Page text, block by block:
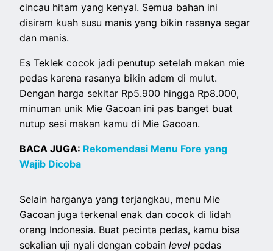
cincau hitam yang kenyal. Semua bahan ini
disiram kuah susu manis yang bikin rasanya segar
dan manis.
Es Teklek cocok jadi penutup setelah makan mie
pedas karena rasanya bikin adem di mulut.
Dengan harga sekitar Rp5.900 hingga Rp8.000,
minuman unik Mie Gacoan ini pas banget buat
nutup sesi makan kamu di Mie Gacoan.
BACA JUGA: Rekomendasi Menu Fore yang
Wajib Dicoba
Selain harganya yang terjangkau, menu Mie
Gacoan juga terkenal enak dan cocok di lidah
orang Indonesia. Buat pecinta pedas, kamu bisa
sekalian uji nyali dengan cobainlevel pedas